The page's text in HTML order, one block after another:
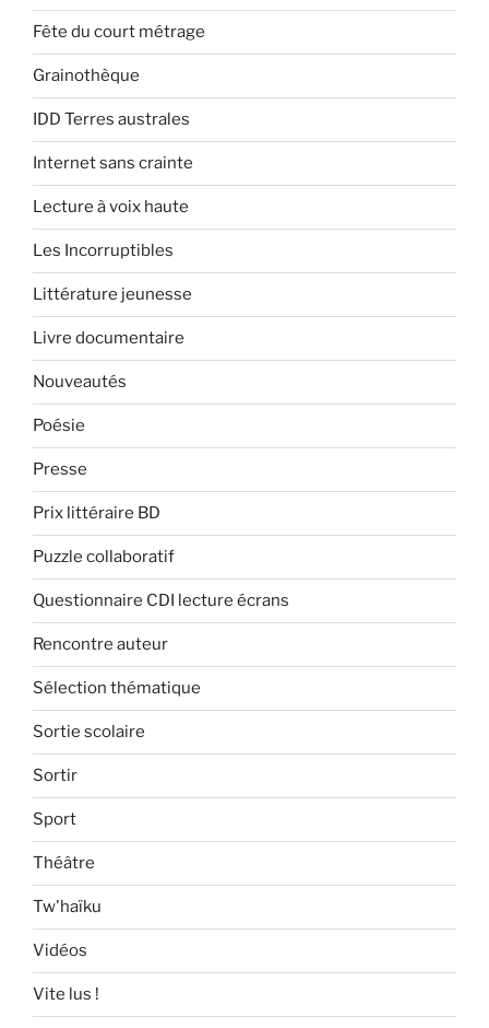
Fête du court métrage
Grainothèque
IDD Terres australes
Internet sans crainte
Lecture à voix haute
Les Incorruptibles
Littérature jeunesse
Livre documentaire
Nouveautés
Poésie
Presse
Prix littéraire BD
Puzzle collaboratif
Questionnaire CDI lecture écrans
Rencontre auteur
Sélection thématique
Sortie scolaire
Sortir
Sport
Théâtre
Tw'haïku
Vidéos
Vite lus !